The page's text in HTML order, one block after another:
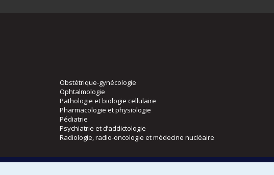
Obstétrique-gynécologie
Ophtalmologie
Pathologie et biologie cellulaire
Pharmacologie et physiologie
Pédiatrie
Psychiatrie et d’addictologie
Radiologie, radio-oncologie et médecine nucléaire